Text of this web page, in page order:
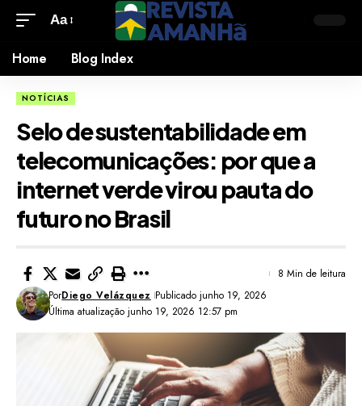
Aa
Home Blog Index
NOTÍCIAS
Selo de sustentabilidade em
telecomunicações: por que a
internet verde virou pauta do
futuro no Brasil
Última atualização junho 19, 2026 12:57 pm
PorDiego Velázquez Publicado junho 19, 2026
8 Min de leitura